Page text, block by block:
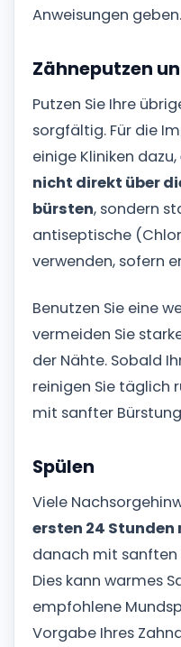
Anweisungen geben.
Zähneputzen
Putzen Sie Ihre
sorgfältig. Für die
einige Kliniken dazu,
nicht direkt über
bürsten, sondern
antiseptische
verwenden, sofern
Benutzen Sie eine
vermeiden Sie
der Nähte. Sobald
reinigen Sie täglich
mit sanfter
Spülen
Viele
ersten 24 Stunden
danach mit sanften
Dies kann warmes
empfohlene
Vorgabe Ihres